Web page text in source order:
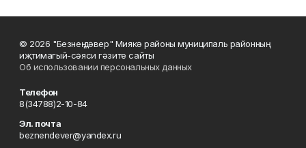
© 2026 "Безнең дәвер" Миякә районы муниципаль районның
иҗтимагый-сәяси гәзите сайты
Об использовании персональных данных
Телефон
8(34788)2-10-84
Эл. почта
beznendever@yandex.ru